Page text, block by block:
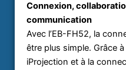
Connexion,
communication
Avec l’EB-FH52, la
être plus simple. Grâce à
iProjection et à la